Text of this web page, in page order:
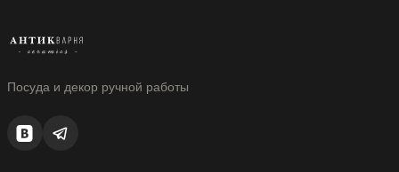
Посуда и декор ручной работы